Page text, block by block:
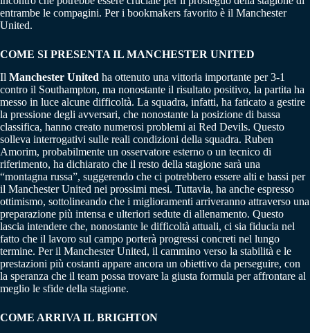
entrambe le compagini. Per i bookmakers favorito è il Manchester
United.
COME SI PRESENTA IL MANCHESTER UNITED
Il Manchester United ha ottenuto una vittoria importante per 3-1
contro il Southampton, ma nonostante il risultato positivo, la partita ha
messo in luce alcune difficoltà. La squadra, infatti, ha faticato a gestire
la pressione degli avversari, che nonostante la posizione di bassa
classifica, hanno creato numerosi problemi ai Red Devils. Questo
solleva interrogativi sulle reali condizioni della squadra. Ruben
Amorim, probabilmente un osservatore esterno o un tecnico di
riferimento, ha dichiarato che il resto della stagione sarà una
“montagna russa”, suggerendo che ci potrebbero essere alti e bassi per
il Manchester United nei prossimi mesi. Tuttavia, ha anche espresso
ottimismo, sottolineando che i miglioramenti arriveranno attraverso una
preparazione più intensa e ulteriori sedute di allenamento. Questo
lascia intendere che, nonostante le difficoltà attuali, ci sia fiducia nel
fatto che il lavoro sul campo porterà progressi concreti nel lungo
termine. Per il Manchester United, il cammino verso la stabilità e le
prestazioni più costanti appare ancora un obiettivo da perseguire, con
la speranza che il team possa trovare la giusta formula per affrontare al
meglio le sfide della stagione.
COME ARRIVA IL BRIGHTON